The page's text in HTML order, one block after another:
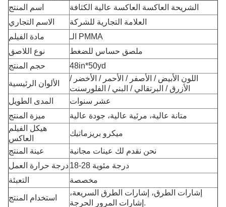
اسم المنتج
الشريحة العاكسة العاكسة عالية الكثافة
الاسم التجاري
العلامة التجارية للشركة
مادة الفيلم
الـ PMMA
نوع اللاصق
ملصق حساس للضغط
حجم المنتج
48in*50yd
الألوان الرئيسية
اللون الأبيض / الأصفر / الأحمر / الأخضر /
الأزرق / البرتقالي / البني / الفلورسنت
المدى الطويل
عشر سنوات
ميزة المنتج
متانة عالية، مرئية عالية، جودة عالية
هيكل الفيلم
العاكس
ميكرو بريزماتيك
عينة المنتج
نحن نقدم لك عينات مجانية
درجة حرارة العمل
18-28 درجة مئوية
التعبئة
مخصصة
استخدام المنتج
إشارات الطرق، إشارات الطرق السريعة،
إشارات المرور الحرجة.